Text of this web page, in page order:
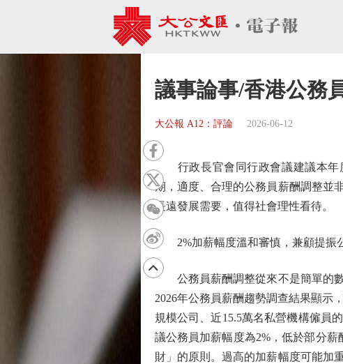
議事論事/香港公務
大公報 A12：評論 2026-06-12
行政長官會同行政會議建議本年度
期，適度、合理的公務員薪酬調整並
長遠發展需要，值得社會理性看待。
2%加薪幅度溫和審慎，兼顧提振
公務員薪酬調整從來不是簡單的數
2026年公務員薪酬趨勢調查結果顯示
規模公司、近15.5萬名私營機構僱員
議公務員加薪幅度為2%，低於部分
財」的原則。過高的加薪幅度可能加